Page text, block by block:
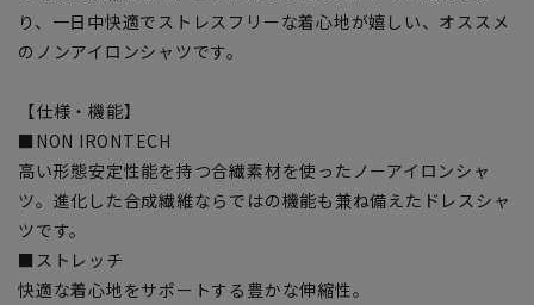
り、一日中快適でストレスフリーな着心地が嬉しい、オススメ
のノンアイロンシャツです。
【仕様・機能】
■NON IRONTECH
高い形態安定性能を持つ合繊素材を使ったノーアイロンシャ
ツ。進化した合成繊維ならではの機能も兼ね備えたドレスシャ
ツです。
■ストレッチ
快適な着心地をサポートする豊かな伸縮性。